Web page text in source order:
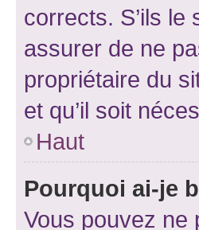
corrects. S’ils
assurer de ne
propriétaire du
et qu’il soit
Haut
Pourquoi ai-je
Vous pouvez ne